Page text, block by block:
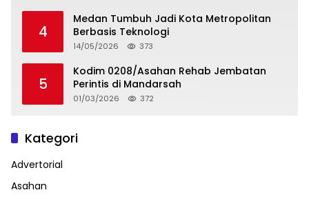
4
Medan Tumbuh Jadi Kota Metropolitan
Berbasis Teknologi
14/05/2026 373
5
Kodim 0208/Asahan Rehab Jembatan
Perintis di Mandarsah
01/03/2026 372
Kategori
Advertorial
Asahan